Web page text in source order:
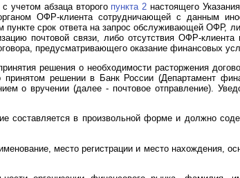
абзаца второго пункта 2 настоящего
ОФР-клиента сотрудничающей с данным
срок ответа на запрос обслуживающей ОФР,
почтовой связи, либо отсутствия ОФР-
предусматривающего оказание финансовых
решения о необходимости расторжения
решении в Банк России (Департамент
о вручении (далее - почтовое отправление).
составляется в произвольной форме и должно
место регистрации и место нахождения,